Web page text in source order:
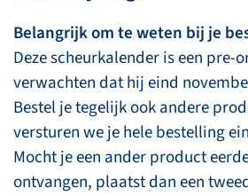
Belangrijk om te weten bij je
Deze scheurkalender is een pre-
verwachten dat hij eind
Bestel je tegelijk ook andere
versturen we je hele bestelling
Mocht je een ander product
ontvangen, plaatst dan een